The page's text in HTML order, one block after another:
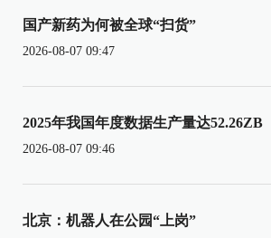
国产新药为何被全球“扫货”
2026-08-07 09:47
2025年我国年度数据生产量达52.26ZB
2026-08-07 09:46
北京：机器人在公园“上岗”